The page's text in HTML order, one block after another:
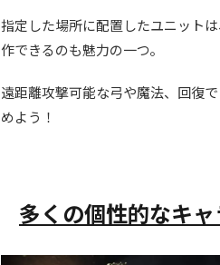
指定した場所に配置したユニット
作できるのも魅力の一つ。
遠距離攻撃可能な弓や魔法、回復
めよう！
多くの個性的なキ